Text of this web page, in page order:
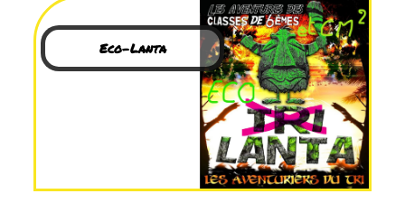
Eco-Lanta